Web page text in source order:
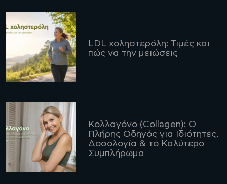
LDL χοληστερόλη: Τιμές και
πώς να την μειώσεις
Κολλαγόνο (Collagen): Ο
Πλήρης Οδηγός για Ιδιότητες,
Δοσολογία & το Καλύτερο
Συμπλήρωμα